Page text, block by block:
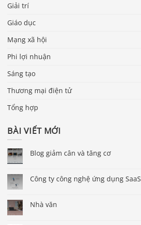
Giải trí
Giáo dục
Mạng xã hội
Phi lợi nhuận
Sáng tạo
Thương mại điện tử
Tổng hợp
BÀI VIẾT MỚI
Blog giảm cân và tăng cơ
Công ty công nghệ ứng dụng SaaS
Nhà văn